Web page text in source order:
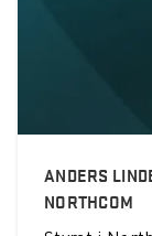
ANDERS
NORTHCOM